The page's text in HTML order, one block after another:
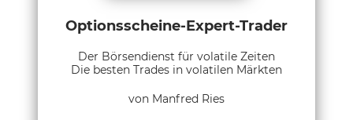
Optionsscheine-Expert-Trader
Der Börsendienst für volatile Zeiten
Die besten Trades in volatilen Märkten
von Manfred Ries